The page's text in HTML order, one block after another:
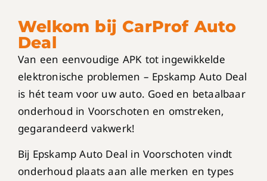
Welkom bij CarProf Auto
Deal
Van een eenvoudige APK tot ingewikkelde
elektronische problemen – Epskamp Auto Deal
is hét team voor uw auto. Goed en betaalbaar
onderhoud in Voorschoten en omstreken,
gegarandeerd vakwerk!
Bij Epskamp Auto Deal in Voorschoten vindt
onderhoud plaats aan alle merken en types